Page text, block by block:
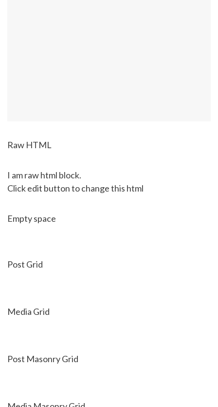
Raw HTML
I am raw html block.
Click edit button to change this html
Empty space
Post Grid
Media Grid
Post Masonry Grid